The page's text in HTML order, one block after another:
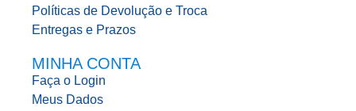
Políticas de Devolução e Troca
Entregas e Prazos
MINHA CONTA
Faça o Login
Meus Dados